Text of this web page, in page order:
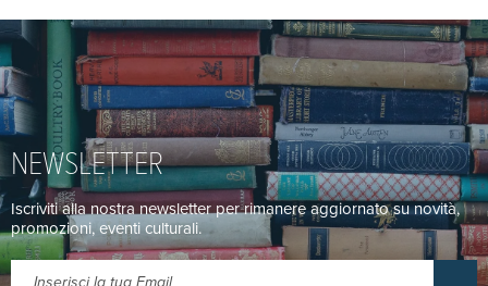
NEWSLETTER
Iscriviti alla nostra newsletter per rimanere aggiornato su novità,
promozioni, eventi culturali.